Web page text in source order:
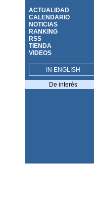
ACTUALIDAD
CALENDARIO
NOTICIAS
RANKING
RSS
TIENDA
VIDEOS
IN ENGLISH
De interés